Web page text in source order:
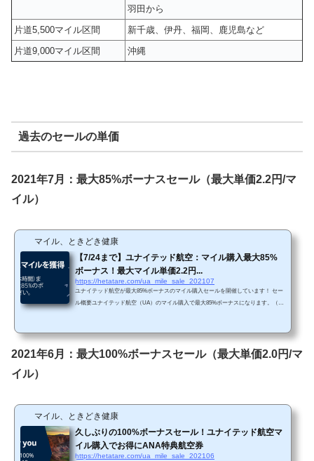
羽田から
片道5,500マイル区間
新千歳、伊丹、福岡、鹿児島など
片道9,000マイル区間
沖縄
過去のセールの単価
2021年7月：最大85%ボーナスセール（最大単価2.2円/マ
イル）
マイル、ときどき健康
【7/24まで】ユナイテッド航空：マイル購入最大85%
ボーナス！最大マイル単価2.2円...
https://hetatare.com/ua_mile_sale_202107
ユナイテッド航空が最大85%ボーナスのマイル購入セールを開催しています！ セー
ル概要ユナイテッド航空（UA）のマイル購入で最大85%ボーナスになります。（ユ
通常は75%～85%ボーナスセールになりますので、通常セールの中ではお得な範囲
になると思います。 Chromeで「リダイレクトが繰り返し行われました」というエ
2021年6月：最大100%ボーナスセール（最大単価2.0円/マ
イル）
マイル、ときどき健康
久しぶりの100%ボーナスセール！ユナイテッド航空マ
イル購入でお得にANA特典航空券
https://hetatare.com/ua_mile_sale_202106